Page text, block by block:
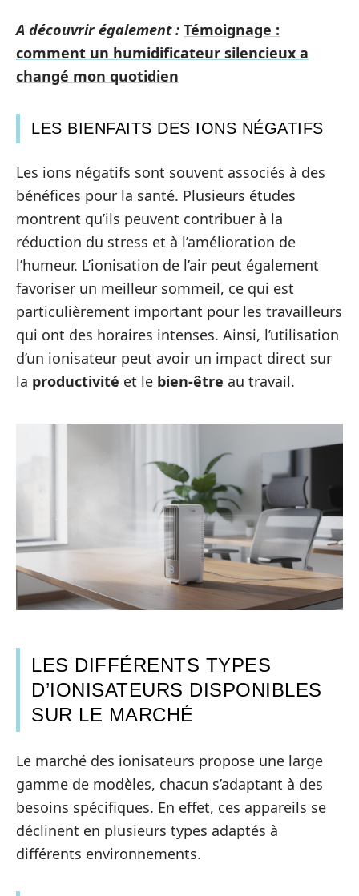
A découvrir également : Témoignage :
comment un humidificateur silencieux a
changé mon quotidien
LES BIENFAITS DES IONS NÉGATIFS
Les ions négatifs sont souvent associés à des
bénéfices pour la santé. Plusieurs études
montrent qu’ils peuvent contribuer à la
réduction du stress et à l’amélioration de
l’humeur. L’ionisation de l’air peut également
favoriser un meilleur sommeil, ce qui est
particulièrement important pour les travailleurs
qui ont des horaires intenses. Ainsi, l’utilisation
d’un ionisateur peut avoir un impact direct sur
la productivité et le bien-être au travail.
LES DIFFÉRENTS TYPES
D’IONISATEURS DISPONIBLES
SUR LE MARCHÉ
Le marché des ionisateurs propose une large
gamme de modèles, chacun s’adaptant à des
besoins spécifiques. En effet, ces appareils se
déclinent en plusieurs types adaptés à
différents environnements.